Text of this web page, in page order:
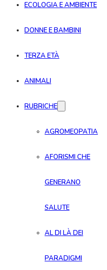
ECOLOGIA E AMBIENTE
DONNE E BAMBINI
TERZA ETÀ
ANIMALI
RUBRICHE
AGROMEOPATIA
AFORISMI CHE
GENERANO
SALUTE
AL DI LÀ DEI
PARADIGMI